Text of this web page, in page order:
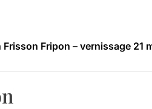
Fripon – vernissage 21
Festival – Samedi 18